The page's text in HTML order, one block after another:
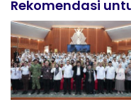
Rekomendasi